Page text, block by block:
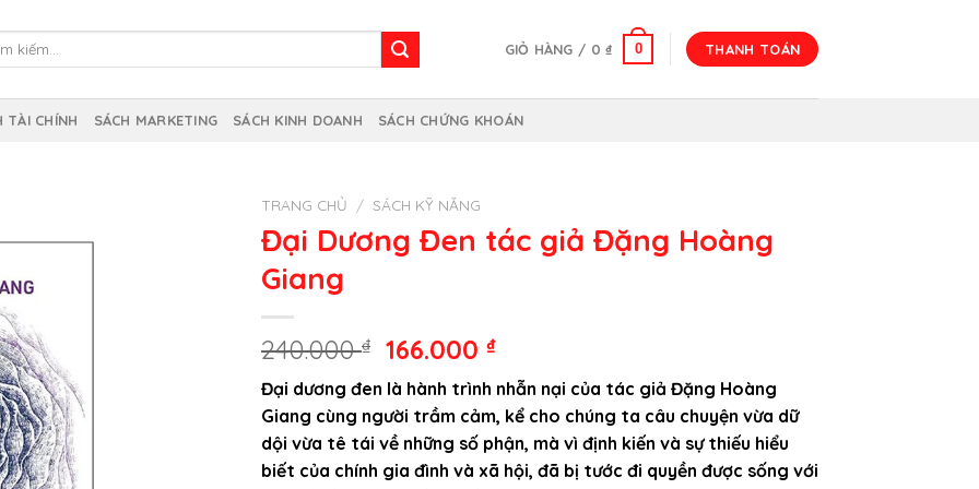
GIỎ HÀNG / 0₫ 0 THANH TOÁN
TÀI CHÍNH SÁCH MARKETING SÁCH KINH DOANH SÁCH CHỨNG KHOÁN
TRANG CHỦ / SÁCH KỸ NĂNG
Đại Dương Đen tác giả Đặng Hoàng
Giang
240.000₫
Giá
gốc
là:
240.000 ₫.
166.000₫Giá
hiện
tại
là:
166.000 ₫.
Đại dương đen là hành trình nhẫn nại của tác giả Đặng Hoàng
Giang cùng người trầm cảm, kể cho chúng ta câu chuyện vừa dữ
dội vừa tê tái về những số phận, mà vì định kiến và sự thiếu hiểu
biết của chính gia đình và xã hội, đã bị tước đi quyền được sống với